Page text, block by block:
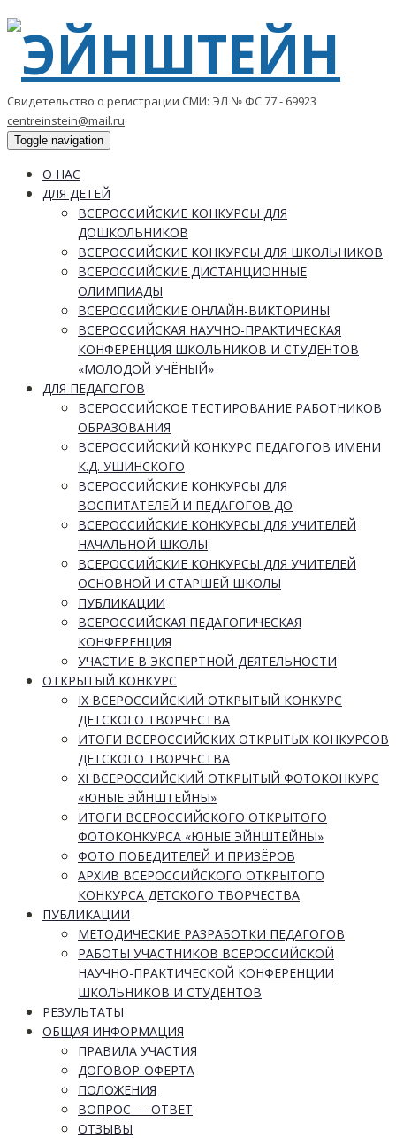
Свидетельство о регистрации СМИ: ЭЛ № ФС 77 - 69923
centreinstein@mail.ru
Toggle navigation
О НАС
ДЛЯ ДЕТЕЙ
ВСЕРОССИЙСКИЕ КОНКУРСЫ ДЛЯ
ДОШКОЛЬНИКОВ
ВСЕРОССИЙСКИЕ КОНКУРСЫ ДЛЯ ШКОЛЬНИКОВ
ВСЕРОССИЙСКИЕ ДИСТАНЦИОННЫЕ
ОЛИМПИАДЫ
ВСЕРОССИЙСКИЕ ОНЛАЙН-ВИКТОРИНЫ
ВСЕРОССИЙСКАЯ НАУЧНО-ПРАКТИЧЕСКАЯ
КОНФЕРЕНЦИЯ ШКОЛЬНИКОВ И СТУДЕНТОВ
«МОЛОДОЙ УЧЁНЫЙ»
ДЛЯ ПЕДАГОГОВ
ВСЕРОССИЙСКОЕ ТЕСТИРОВАНИЕ РАБОТНИКОВ
ОБРАЗОВАНИЯ
ВСЕРОССИЙСКИЙ КОНКУРС ПЕДАГОГОВ ИМЕНИ
К.Д. УШИНСКОГО
ВСЕРОССИЙСКИЕ КОНКУРСЫ ДЛЯ
ВОСПИТАТЕЛЕЙ И ПЕДАГОГОВ ДО
ВСЕРОССИЙСКИЕ КОНКУРСЫ ДЛЯ УЧИТЕЛЕЙ
НАЧАЛЬНОЙ ШКОЛЫ
ВСЕРОССИЙСКИЕ КОНКУРСЫ ДЛЯ УЧИТЕЛЕЙ
ОСНОВНОЙ И СТАРШЕЙ ШКОЛЫ
ПУБЛИКАЦИИ
ВСЕРОССИЙСКАЯ ПЕДАГОГИЧЕСКАЯ
КОНФЕРЕНЦИЯ
УЧАСТИЕ В ЭКСПЕРТНОЙ ДЕЯТЕЛЬНОСТИ
ОТКРЫТЫЙ КОНКУРС
IX ВСЕРОССИЙСКИЙ ОТКРЫТЫЙ КОНКУРС
ДЕТСКОГО ТВОРЧЕСТВА
ИТОГИ ВСЕРОССИЙСКИХ ОТКРЫТЫХ КОНКУРСОВ
ДЕТСКОГО ТВОРЧЕСТВА
XI ВСЕРОССИЙСКИЙ ОТКРЫТЫЙ ФОТОКОНКУРС
«ЮНЫЕ ЭЙНШТЕЙНЫ»
ИТОГИ ВСЕРОССИЙСКОГО ОТКРЫТОГО
ФОТОКОНКУРСА «ЮНЫЕ ЭЙНШТЕЙНЫ»
ФОТО ПОБЕДИТЕЛЕЙ И ПРИЗЁРОВ
АРХИВ ВСЕРОССИЙСКОГО ОТКРЫТОГО
КОНКУРСА ДЕТСКОГО ТВОРЧЕСТВА
ПУБЛИКАЦИИ
МЕТОДИЧЕСКИЕ РАЗРАБОТКИ ПЕДАГОГОВ
РАБОТЫ УЧАСТНИКОВ ВСЕРОССИЙСКОЙ
НАУЧНО-ПРАКТИЧЕСКОЙ КОНФЕРЕНЦИИ
ШКОЛЬНИКОВ И СТУДЕНТОВ
РЕЗУЛЬТАТЫ
ОБЩАЯ ИНФОРМАЦИЯ
ПРАВИЛА УЧАСТИЯ
ДОГОВОР-ОФЕРТА
ПОЛОЖЕНИЯ
ВОПРОС — ОТВЕТ
ОТЗЫВЫ